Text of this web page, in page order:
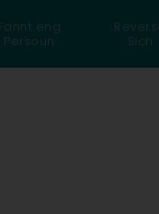
Fannt eng
Persoun
Sich